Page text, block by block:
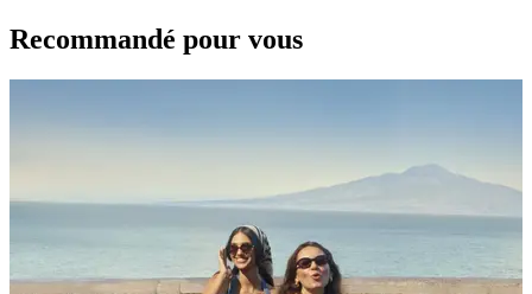
Recommandé pour vous